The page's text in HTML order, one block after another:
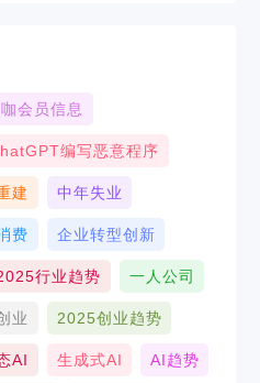
会员信息
编写恶意程序
建 中年失业
费 企业转型创新
行业趋势 一人公司
业 2025创业趋势
AI 生成式AI AI趋势